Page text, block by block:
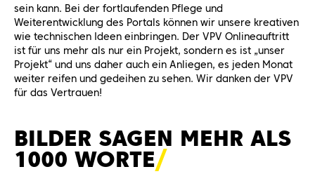
sein kann. Bei der fortlaufenden Pflege und
Weiterentwicklung des Portals können wir unsere kreativen
wie technischen Ideen einbringen. Der VPV Onlineauftritt
ist für uns mehr als nur ein Projekt, sondern es ist „unser
Projekt“ und uns daher auch ein Anliegen, es jeden Monat
weiter reifen und gedeihen zu sehen. Wir danken der VPV
für das Vertrauen!
BILDER SAGEN MEHR ALS
1000 WORTE